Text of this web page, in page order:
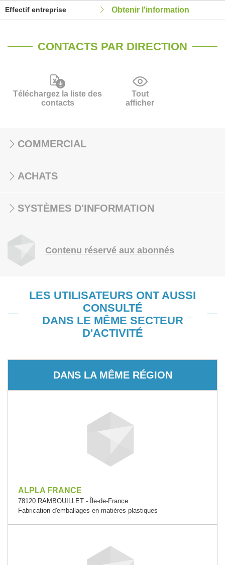
Effectif entreprise Obtenir l'information
CONTACTS PAR DIRECTION
Téléchargez la liste des
contacts
Tout
afficher
COMMERCIAL
ACHATS
SYSTÈMES D'INFORMATION
Contenu réservé aux abonnés
LES UTILISATEURS ONT AUSSI
CONSULTÉ
DANS LE MÊME SECTEUR
D'ACTIVITÉ
DANS LA MÊME RÉGION
ALPLA FRANCE
78120 RAMBOUILLET - Île-de-France
Fabrication d'emballages en matières plastiques